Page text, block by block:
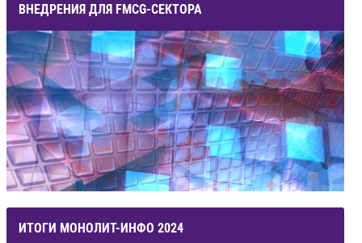
ВНЕДРЕНИЯ ДЛЯ FMCG-СЕКТОРА
ИТОГИ МОНОЛИТ-ИНФО 2024